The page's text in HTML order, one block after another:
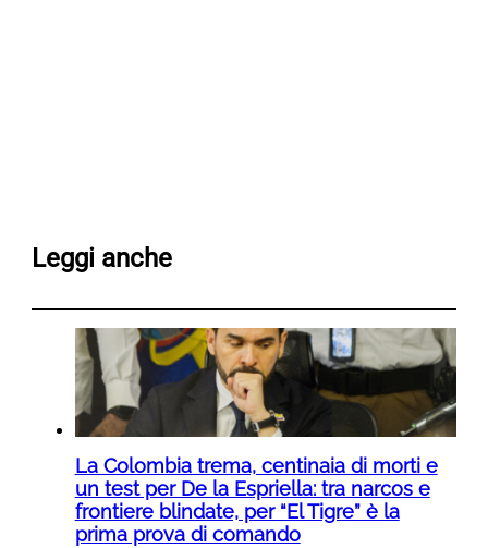
Leggi anche
La Colombia trema, centinaia di morti e
un test per De la Espriella: tra narcos e
frontiere blindate, per “El Tigre” è la
prima prova di comando